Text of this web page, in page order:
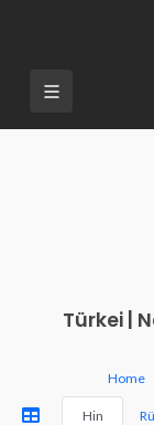
Türkei |
Home
Hin